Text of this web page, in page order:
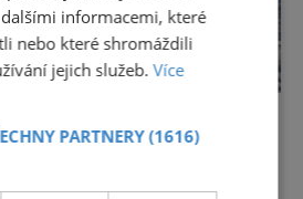
V ITALSKÝCH
informacemi, které
nebo které shromáždili
jejich služeb.Více
PARTNERY(1616)